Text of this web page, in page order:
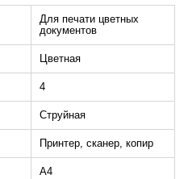
Для печати цветных
документов
Цветная
4
Струйная
Принтер, сканер, копир
A4